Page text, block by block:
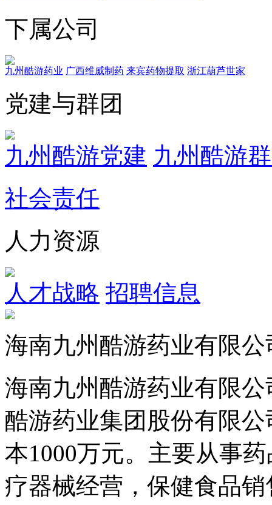
下属公司
九州酷游药业 广西维威制药 来宾药物提取 浙江葫芦世家
党建与群团
九州酷游党建 九州酷游
社会责任
人力资源
人才战略 招聘信息
海南九州酷游药业有限公
海南九州酷游药业有限公
酷游药业集团股份有限公
本1000万元。主要从事药品
疗器械经营，保健食品销